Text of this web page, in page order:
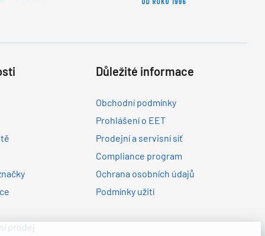
prodej
Důležité informace
Obchodní podmínky
Prohlášení o EET
Prodejní a servisní síť
Compliance program
Ochrana osobních údajů
Podmínky užití